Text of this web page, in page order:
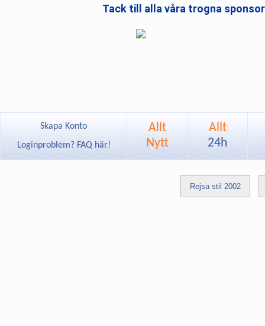
Tack till alla våra trogna
Skapa Konto
Loginproblem? FAQ här!
Allt
Nytt
Allt
24h
Rejsa stil 2002